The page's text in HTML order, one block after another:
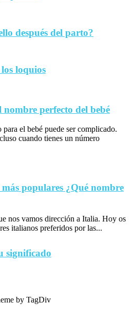
después del parto?
loquios
nombre perfecto del bebé
el bebé puede ser complicado.
cuando tienes un número
populares ¿Qué nombre
nos vamos dirección a Italia. Hoy os
italianos preferidos por las...
significado
by TagDiv